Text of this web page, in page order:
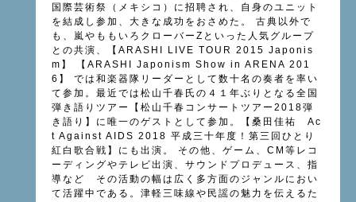
国際芸術祭（メキシコ）に招聘され、自身のユニット
を結成し参加、大きな成功をおさめた。 古典以外で
も、嵐やももいろクローバーZといった人気グループ
との共演、【ARASHI LIVE TOUR 2015 Japonis
m】 【ARASHI Japonism Show in ARENA 201
6】 では和楽器隊リーダーとして数十名の奏者を率い
て参加。最近では松山千春氏の４１年ぶりとなる全国
弾き語りツアー【松山千春コンサートツアー2018弾
き語り】に唯一のゲストとして参加。【桑田佳祐 Ac
t Against AIDS 2018 平成三十年度！第三回ひとり
紅白歌合戦】にも出演。 その他、ゲーム、CM等レコ
ーディングやテレビ出演、サウンドプロデュース、指
導など その活動の幅は広く多方面のジャンルにおい
て活躍中である。津軽三味線や民謡の魅力を伝えるた